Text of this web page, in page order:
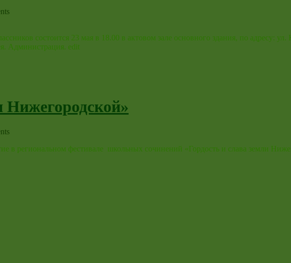
состоится 23 мая в 18.00 в актовом зале основного здания, по адресу:
Администрация. edit
Нижегородской»
в региональном фестивале школьных сочинений «Гордость и слава земли